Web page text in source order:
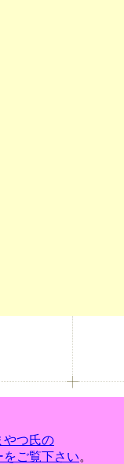
やつ氏の
をご覧下さい。